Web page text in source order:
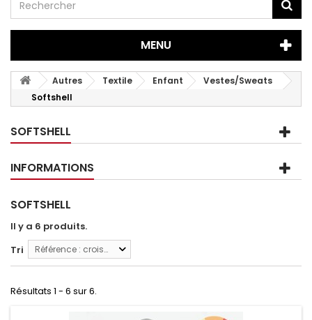
MENU
Autres Textile Enfant
Vestes/Sweats
Softshell
SOFTSHELL
INFORMATIONS
SOFTSHELL
Il y a 6 produits.
Tri
Référence : croissante
Résultats 1 - 6 sur 6.